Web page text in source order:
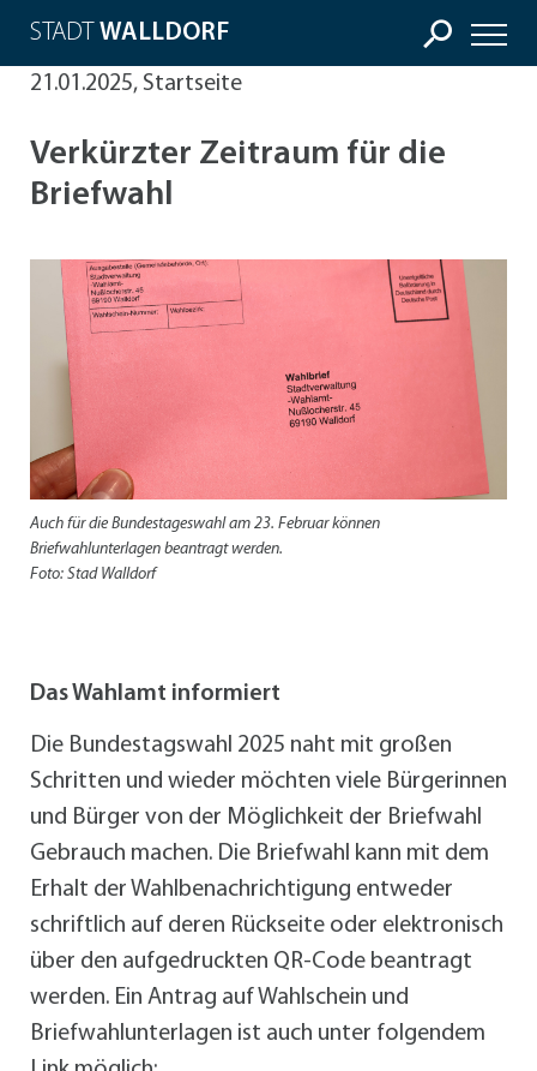
STADT WALLDORF
21.01.2025, Startseite
Verkürzter Zeitraum für die
Briefwahl
Auch für die Bundestageswahl am 23. Februar können
Briefwahlunterlagen beantragt werden.
Foto: Stad Walldorf
Das Wahlamt informiert
Die Bundestagswahl 2025 naht mit großen
Schritten und wieder möchten viele Bürgerinnen
und Bürger von der Möglichkeit der Briefwahl
Gebrauch machen. Die Briefwahl kann mit dem
Erhalt der Wahlbenachrichtigung entweder
schriftlich auf deren Rückseite oder elektronisch
über den aufgedruckten QR-Code beantragt
werden. Ein Antrag auf Wahlschein und
Briefwahlunterlagen ist auch unter folgendem